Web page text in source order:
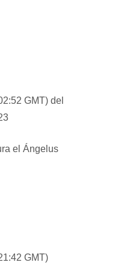
GMT) del
GMT)